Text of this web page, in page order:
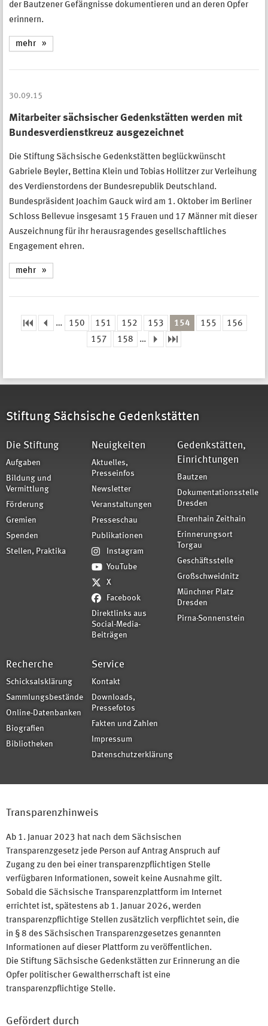
der Bautzener Gefängnisse dokumentieren und an deren Opfer
erinnern.
mehr
30.09.15
Mitarbeiter sächsischer Gedenkstätten werden mit
Bundesverdienstkreuz ausgezeichnet
Die Stiftung Sächsische Gedenkstätten beglückwünscht
Gabriele Beyler, Bettina Klein und Tobias Hollitzer zur Verleihung
des Verdienstordens der Bundesrepublik Deutschland.
Bundespräsident Joachim Gauck wird am 1. Oktober im Berliner
Schloss Bellevue insgesamt 15 Frauen und 17 Männer mit dieser
Auszeichnung für ihr herausragendes gesellschaftliches
Engagement ehren.
mehr
… 150 151 152 153 154 155
156
157
158 …
Stiftung Sächsische Gedenkstätten
Die Stiftung
Aufgaben
Bildung und
Vermittlung
Förderung
Gremien
Spenden
Stellen, Praktika
Neuigkeiten
Aktuelles,
Presseinfos
Newsletter
Veranstaltungen
Presseschau
Publikationen
Instagram
YouTube
X
Facebook
Direktlinks aus
Social-Media-
Beiträgen
Gedenkstätten,
Einrichtungen
Bautzen
Dokumentationsstelle
Dresden
Ehrenhain Zeithain
Erinnerungsort
Torgau
Geschäftsstelle
Großschweidnitz
Münchner Platz
Dresden
Pirna-Sonnenstein
Recherche
Schicksalsklärung
Sammlungsbestände
Online-Datenbanken
Biografien
Bibliotheken
Service
Kontakt
Downloads,
Pressefotos
Fakten und Zahlen
Impressum
Datenschutzerklärung
Transparenzhinweis
Ab 1. Januar 2023 hat nach dem Sächsischen
Transparenzgesetz jede Person auf Antrag Anspruch auf
Zugang zu den bei einer transparenzpflichtigen Stelle
verfügbaren Informationen, soweit keine Ausnahme gilt.
Sobald die Sächsische Transparenzplattform im Internet
errichtet ist, spätestens ab 1. Januar 2026, werden
transparenzpflichtige Stellen zusätzlich verpflichtet sein, die
in § 8 des Sächsischen Transparenzgesetzes genannten
Informationen auf dieser Plattform zu veröffentlichen.
Die Stiftung Sächsische Gedenkstätten zur Erinnerung an die
Opfer politischer Gewaltherrschaft ist eine
transparenzpflichtige Stelle.
Gefördert durch